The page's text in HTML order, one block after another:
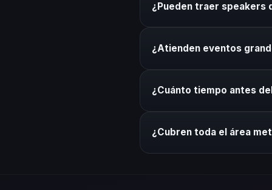
otras ciudades según el
¿Pueden traer speakers
técnico. Sin complicaciones
¿Atienden eventos
del conferencista al formato
¿Cuánto tiempo antes
urgentes, tenemos
¿Cubren toda el área